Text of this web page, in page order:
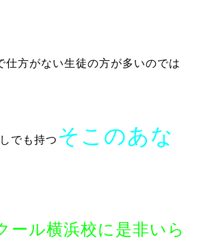
仕方がない生徒の方が多いのでは
でも持つ そこのあな
ール横浜校に是非いら